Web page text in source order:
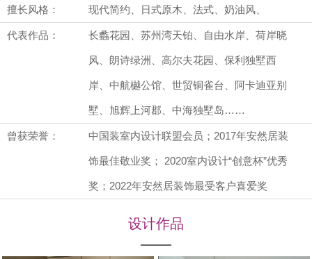
擅长风格： 现代简约、日式原木、法式、奶油风、
代表作品： 长蠡花园、苏州湾天铂、自由水岸、荷岸晓
风、朗诗绿洲、高尔夫花园、保利独墅西
岸、中航樾公馆、世贸铜雀台、阿卡迪亚别
墅、旭辉上河郡、中海独墅岛……
曾获荣誉： 中国装室内设计联盟会员；2017年安然居装
饰最佳敬业奖； 2020室内设计“创意杯”优秀
奖；2022年安然居装饰最受客户喜爱奖
设计作品